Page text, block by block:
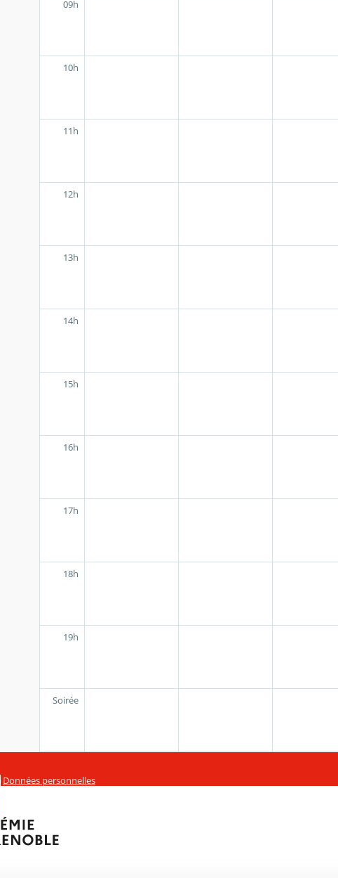
09h
10h
11h
12h
13h
14h
15h
16h
17h
18h
19h
Soirée
Données personnelles